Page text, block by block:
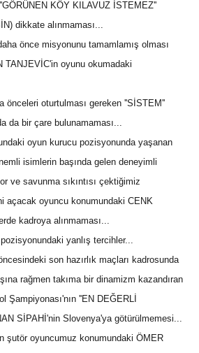
KÖY KILAVUZ İSTEMEZ''
dikkate alınmaması...
önce misyonunu tamamlamış olması
TANJEVİC'in oyunu okumadaki
önceleri oturtulması gereken ''SİSTEM''
da bir çare bulunamaması...
oyun kurucu pozisyonunda yaşanan
isimlerin başında gelen deneyimli
ve savunma sıkıntısı çektiğimiz
açacak oyuncu konumundaki CENK
kadroya alınmaması...
yanlış tercihler...
son hazırlık maçları kadrosunda
rağmen takıma bir dinamizm kazandıran
Şampiyonası'nın ''EN DEĞERLİ
SİPAHİ'nin Slovenya'ya götürülmemesi...
şutör oyuncumuz konumundaki ÖMER